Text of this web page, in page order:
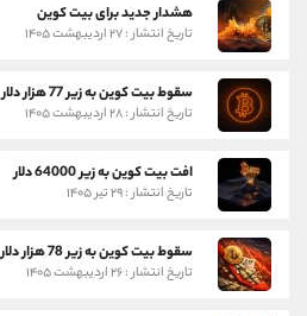
هشدار جدید برای بیت کوین
تاریخ انتشار : ۲۷ اردیبهشت ۱۴۰۵
سقوط بیت کوین به زیر 77 هزار دلار
تاریخ انتشار : ۲۸ اردیبهشت ۱۴۰۵
افت بیت کوین به زیر 64000 دلار
تاریخ انتشار : ۲۹ تیر ۱۴۰۵
سقوط بیت کوین به زیر 78 هزار دلار
تاریخ انتشار : ۲۶ اردیبهشت ۱۴۰۵